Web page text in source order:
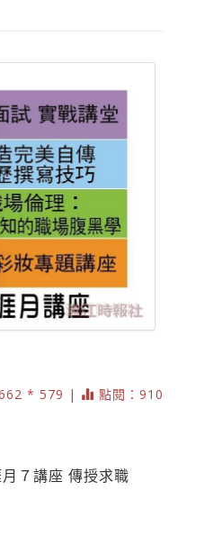
* 579 | 點閱：910
７講座 傳授求職